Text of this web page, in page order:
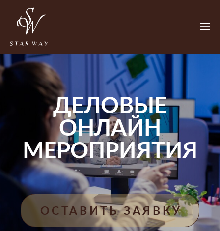
ДЕЛОВЫЕ
ОНЛАЙН
МЕРОПРИЯТИЯ
ОСТАВИТЬ ЗАЯВКУ